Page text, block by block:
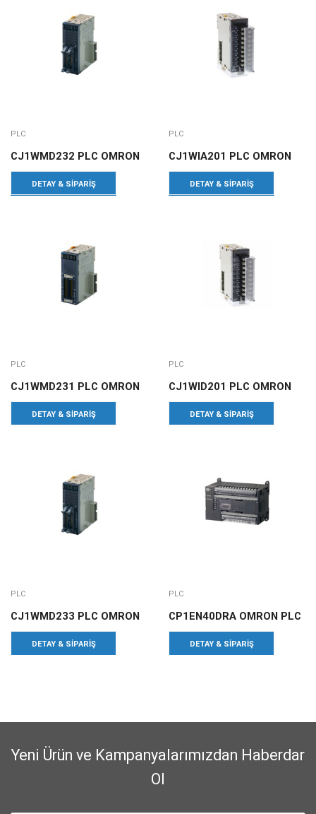
PLC
CJ1WMD232 PLC OMRON
DETAY & SIPARIŞ
PLC
CJ1WIA201 PLC OMRON
DETAY & SIPARIŞ
PLC
CJ1WMD231 PLC OMRON
DETAY & SIPARIŞ
PLC
CJ1WID201 PLC OMRON
DETAY & SIPARIŞ
PLC
CJ1WMD233 PLC OMRON
DETAY & SIPARIŞ
PLC
CP1EN40DRA OMRON PLC
DETAY & SIPARIŞ
Yeni Ürün ve Kampanyalarımızdan Haberdar
Ol